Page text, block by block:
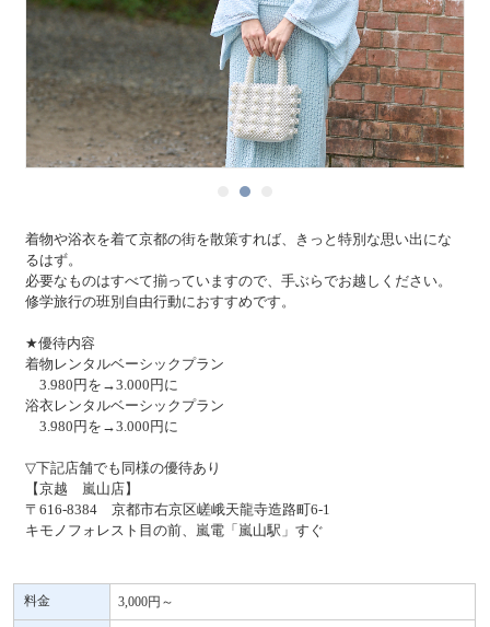
着物や浴衣を着て京都の街を散策すれば、きっと特別な思い出にな
るはず。
必要なものはすべて揃っていますので、手ぶらでお越しください。
修学旅行の班別自由行動におすすめです。
★優待内容
着物レンタルベーシックプラン
3.980円を→3.000円に
浴衣レンタルベーシックプラン
3.980円を→3.000円に
▽下記店舗でも同様の優待あり
【京越 嵐山店】
〒616-8384 京都市右京区嵯峨天龍寺造路町6-1
キモノフォレスト目の前、嵐電「嵐山駅」すぐ
料金 3,000円～